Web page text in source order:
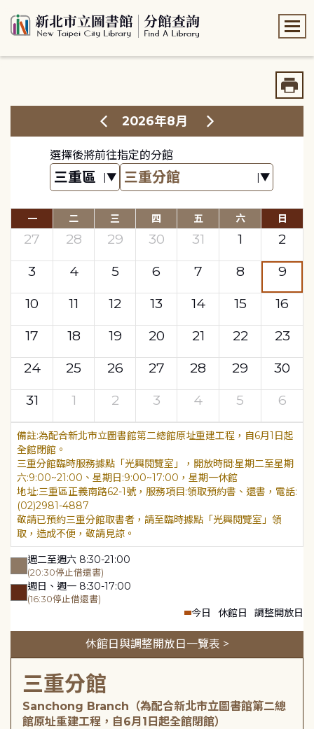
2026年8月
選擇後將前往指定的分館
一 二 三 四 五 六 日
27 28 29 30 31 1
2
3
4 5 6 7 8
9
10
11 12 13 14 15
16
17
18 19 20 21 22
23
24
25 26 27 28 29
30
31
1 2 3 4 5 6
為配合新北市立圖書館第二總館原址重建工程，自6月1日起
全館閉館。
三重分館臨時服務據點「光興閱覽室」，開放時間:星期二至星期
六:9:00~21:00、星期日:9:00~17:00，星期一休館
地址:三重區正義南路62-1號，服務項目:領取預約書、還書，電話:
(02)2981-4887
敬請已預約三重分館取書者，請至臨時據點「光興閱覽室」領
取，造成不便，敬請見諒。
週二至週六 8:30-21:00
(20:30停止借還書)
週日、週一 8:30-17:00
(16:30停止借還書)
今日 休館日 調整開放日
休館日與調整開放日一覽表 >
三重分館
Sanchong Branch（為配合新北市立圖書館第二總
館原址重建工程，自6月1日起全館閉館）